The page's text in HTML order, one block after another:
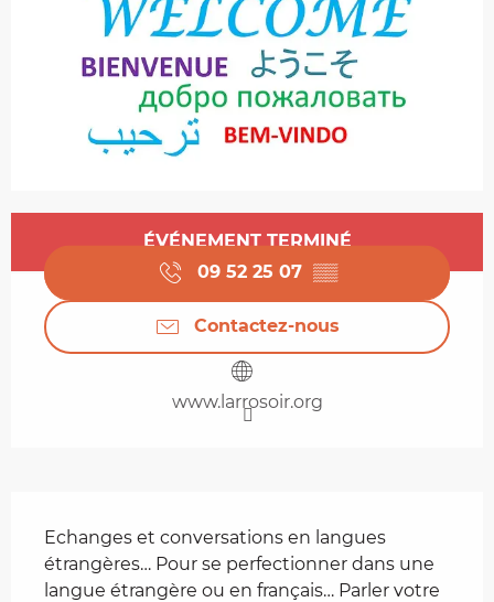
Ouverture et coordonnées
ÉVÉNEMENT TERMINÉ
09 52 25 07 ▒▒
Contactez-nous
www.larrosoir.org
Echanges et conversations en langues
étrangères… Pour se perfectionner dans une
langue étrangère ou en français… Parler votre